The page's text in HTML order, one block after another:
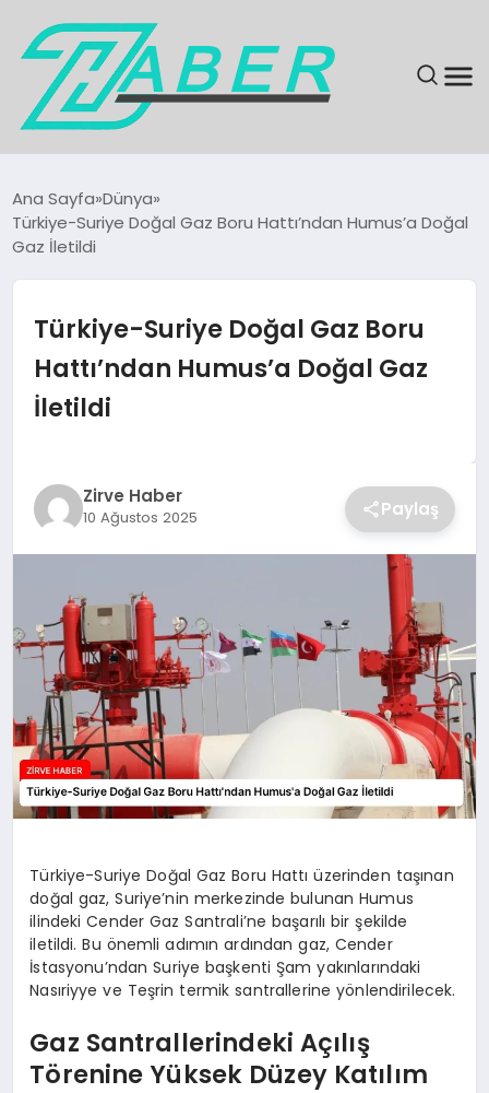
GÜNDEM
MAGAZIN
EĞITIM
SAĞLIK
TEKNOLOJI
Ana Sayfa Dünya
Türkiye-Suriye Doğal Gaz Boru Hattı’ndan Humus’a Doğal
Gaz İletildi
Türkiye-Suriye Doğal Gaz Boru
Hattı’ndan Humus’a Doğal Gaz
İletildi
Zirve Haber
10 Ağustos 2025 Paylaş
Türkiye-Suriye Doğal Gaz Boru Hattı üzerinden taşınan
doğal gaz, Suriye’nin merkezinde bulunan Humus
ilindeki Cender Gaz Santrali’ne başarılı bir şekilde
iletildi. Bu önemli adımın ardından gaz, Cender
İstasyonu’ndan Suriye başkenti Şam yakınlarındaki
Nasıriyye ve Teşrin termik santrallerine yönlendirilecek.
Gaz Santrallerindeki Açılış
Törenine Yüksek Düzey Katılım